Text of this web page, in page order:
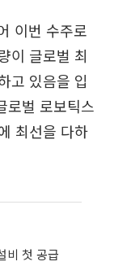
이번 수주로
이 글로벌 최
고 있음을 입
로벌 로보틱스
최선을 다하
비 첫 공급